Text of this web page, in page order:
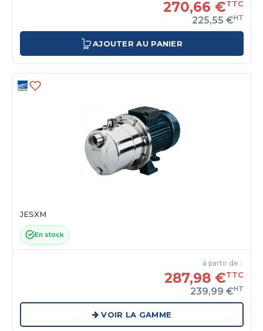
270,66 €TTC
225,55 €HT
AJOUTER AU PANIER
JESXM
En stock
à partir de :
287,98 €TTC
239,99 €HT
VOIR LA GAMME